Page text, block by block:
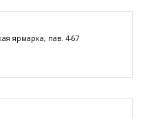
ярмарка, пав. 4-67